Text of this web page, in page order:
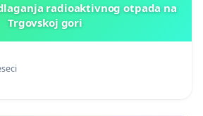
radioaktivnog otpada na
Trgovskoj gori